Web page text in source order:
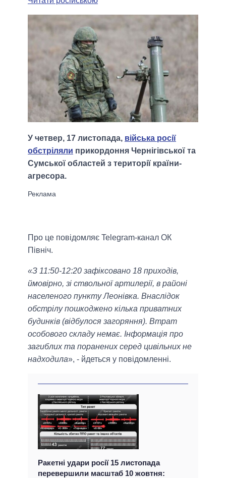
У четвер, 17 листопада, війська росії
обстріляли прикордоння Чернігівської та
Сумської областей з території країни-
агресора.
Про це повідомляє Telegram-канал ОК
Північ.
«З 11:50-12:20 зафіксовано 18 приходів,
ймовірно, зі ствольної артилерії, в районі
населеного пункту Леонівка. Внаслідок
обстрілу пошкоджено кілька приватних
будинків (відбулося загоряння). Втрат
особового складу немає. Інформація про
загиблих та поранених серед цивільних не
надходила», - йдеться у повідомленні.
Ракетні удари росії 15 листопада
перевершили масштаб 10 жовтня: